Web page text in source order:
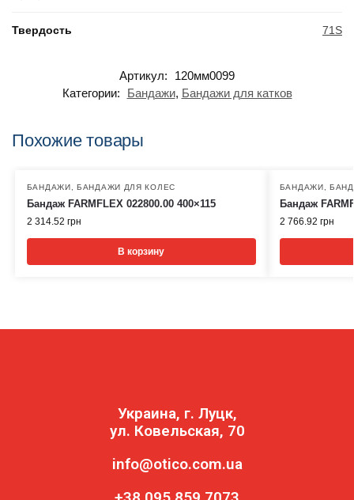
Твердость 71S
Артикул:
120мм0099
Категории:
Бандажи, Бандажи для катков
Похожие товары
БАНДАЖИ ,БАНДАЖИ ДЛЯ КОЛЕС
Бандаж FARMFLEX 022800.00 400×115
2 314.52 грн
В корзину
БАНДАЖИ ,
Бандаж
2 766.92 грн
Украина, г. Луцк,
ул. Ковельская, 70
info@otico.com.ua